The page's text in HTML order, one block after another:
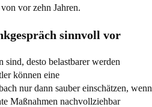
vor zehn Jahren.
sinnvoll vor
desto belastbarer werden
können eine
nur dann sauber einschätzen, wenn
Maßnahmen nachvollziehbar